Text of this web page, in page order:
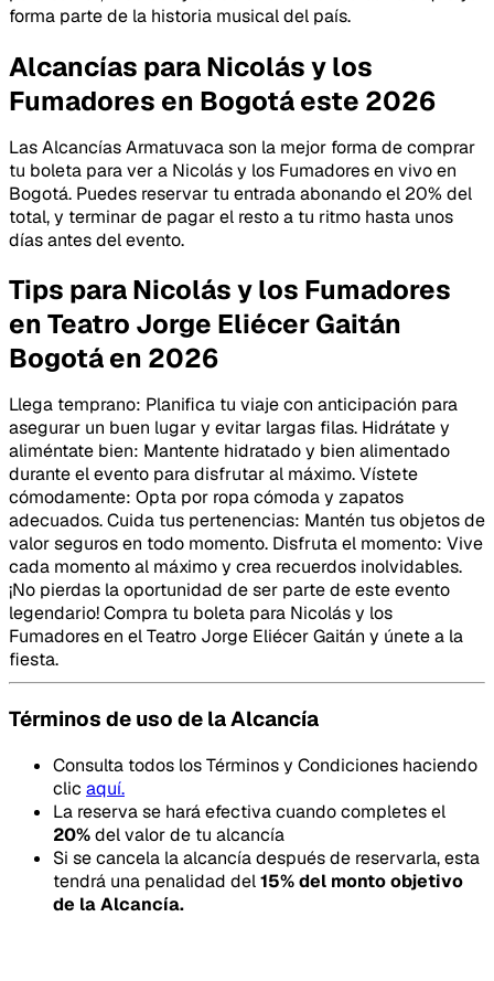
forma parte de la historia musical del país.
Alcancías para Nicolás y los
Fumadores en Bogotá este 2026
Las Alcancías Armatuvaca son la mejor forma de comprar
tu boleta para ver a Nicolás y los Fumadores en vivo en
Bogotá. Puedes reservar tu entrada abonando el 20% del
total, y terminar de pagar el resto a tu ritmo hasta unos
días antes del evento.
Tips para Nicolás y los Fumadores
en Teatro Jorge Eliécer Gaitán
Bogotá en 2026
Llega temprano: Planifica tu viaje con anticipación para
asegurar un buen lugar y evitar largas filas. Hidrátate y
aliméntate bien: Mantente hidratado y bien alimentado
durante el evento para disfrutar al máximo. Vístete
cómodamente: Opta por ropa cómoda y zapatos
adecuados. Cuida tus pertenencias: Mantén tus objetos de
valor seguros en todo momento. Disfruta el momento: Vive
cada momento al máximo y crea recuerdos inolvidables.
¡No pierdas la oportunidad de ser parte de este evento
legendario! Compra tu boleta para Nicolás y los
Fumadores en el Teatro Jorge Eliécer Gaitán y únete a la
fiesta.
Términos de uso de la Alcancía
Consulta todos los Términos y Condiciones haciendo
clic aquí.
La reserva se hará efectiva cuando completes el
20%del valor de tu alcancía
Si se cancela la alcancía después de reservarla, esta
tendrá una penalidad del15% del monto objetivo
de la Alcancía.